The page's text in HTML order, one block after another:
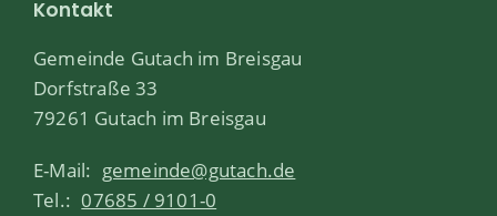
Kontakt
Gemeinde Gutach im Breisgau
Dorfstraße 33
79261 Gutach im Breisgau
E-Mail: gemeinde@gutach.de
Tel.: 07685 / 9101-0